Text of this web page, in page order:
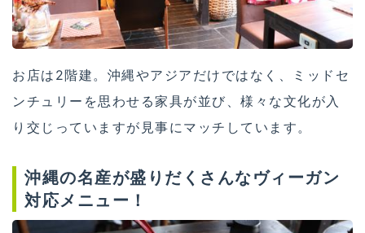
お店は2階建。沖縄やアジアだけではなく、ミッドセ
ンチュリーを思わせる家具が並び、様々な文化が入
り交じっていますが見事にマッチしています。
沖縄の名産が盛りだくさんなヴィーガン
対応メニュー！